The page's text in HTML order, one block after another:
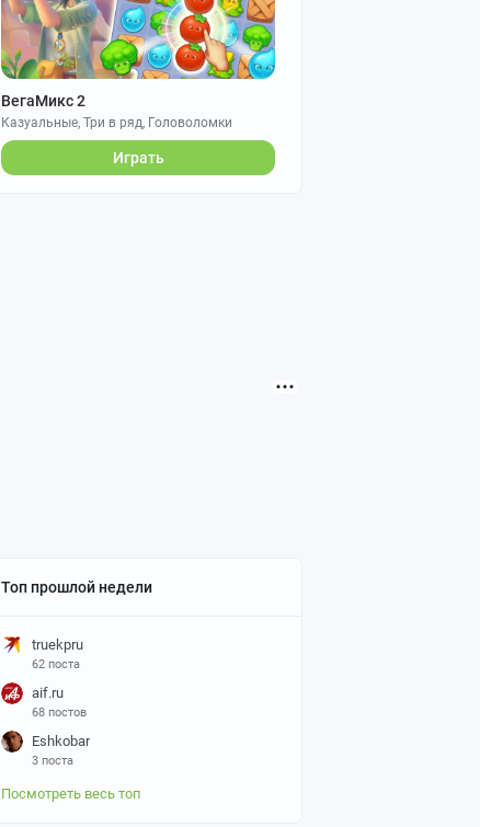
ВегаМикс 2
Казуальные, Три в ряд, Головоломки
Играть
Топ прошлой недели
truekpru
62 поста
aif.ru
68 постов
Eshkobar
3 поста
Посмотреть весь топ